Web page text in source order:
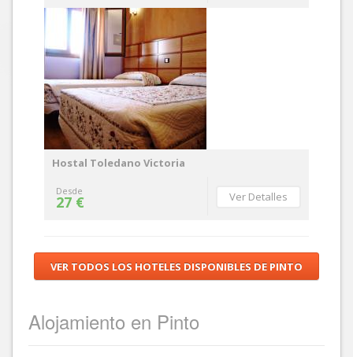
Hostal Toledano Victoria
Ver Detalles
Desde
27 €
VER TODOS LOS HOTELES DISPONIBLES DE PINTO
Alojamiento en Pinto